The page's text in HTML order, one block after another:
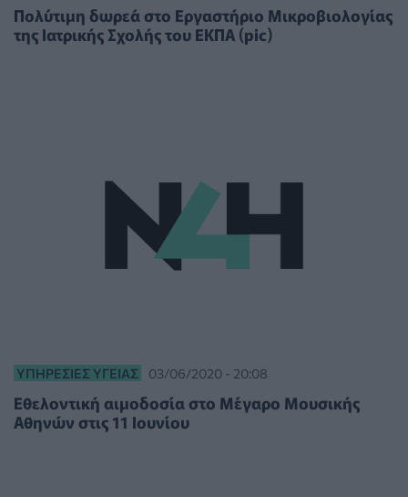
Πολύτιμη δωρεά στο Εργαστήριο Μικροβιολογίας
της Ιατρικής Σχολής του ΕΚΠΑ (pic)
ΥΠΗΡΕΣΊΕΣ ΥΓΕΊΑΣ 03/06/2020 - 20:08
Εθελοντική αιμοδοσία στο Μέγαρο Μουσικής
Αθηνών στις 11 Ιουνίου